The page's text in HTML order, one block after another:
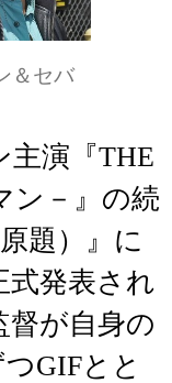
＆セバ
主演『THE
ン－』の続
題）』に
式発表され
督が自身の
GIFとと